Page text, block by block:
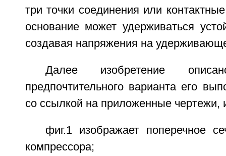
три точки соединения или
основание может удерживаться
создавая напряжения на
Далее изобретение
предпочтительного варианта его
со ссылкой на приложенные чертежи,
фиг.1 изображает поперечное
компрессора;